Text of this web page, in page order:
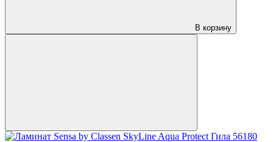
В корзину